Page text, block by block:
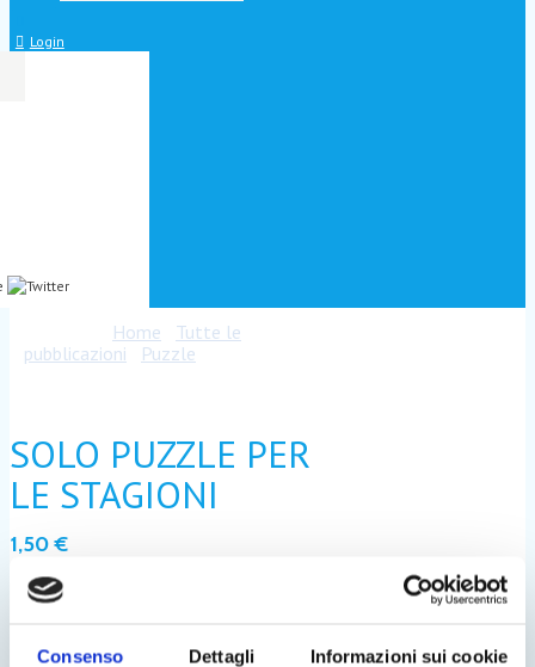
Consenso Dettagli Informazioni sui cookie
Login
Home
Tutte le
pubblicazioni
Puzzle
SOLO PUZZLE PER
LE STAGIONI
1,50€
Più di 80 pagine di puzzle e crittografati.